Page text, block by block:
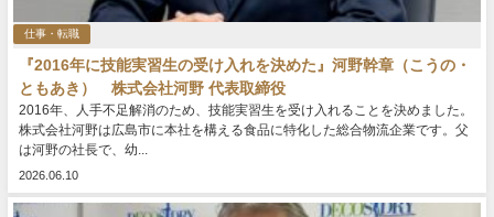
仕事・転職
『2016年に技能実習生の受け入れを決めた』河野幹章（こうの・
ともあき） 株式会社河野 代表取締役
2016年、人手不足解消のため、技能実習生を受け入れることを決めました。
株式会社河野は広島市に本社を構える食品に特化した総合物流企業です。父
は河野の社長で、幼...
2026.06.10